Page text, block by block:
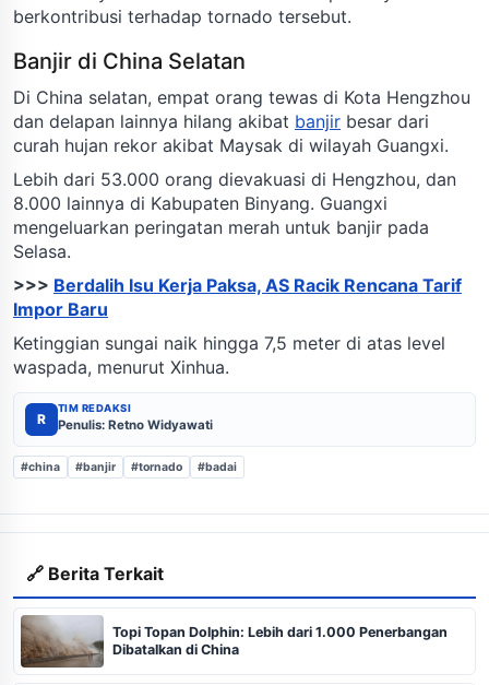
berkontribusi terhadap tornado tersebut.
Banjir di China Selatan
Di China selatan, empat orang tewas di Kota Hengzhou
dan delapan lainnya hilang akibat banjir besar dari
curah hujan rekor akibat Maysak di wilayah Guangxi.
Lebih dari 53.000 orang dievakuasi di Hengzhou, dan
8.000 lainnya di Kabupaten Binyang. Guangxi
mengeluarkan peringatan merah untuk banjir pada
Selasa.
>>> Berdalih Isu Kerja Paksa, AS Racik Rencana Tarif
Impor Baru
Ketinggian sungai naik hingga 7,5 meter di atas level
waspada, menurut Xinhua.
R
TIM REDAKSI
Penulis: Retno Widyawati
#china #banjir #tornado #badai
🔗 Berita Terkait
Topi Topan Dolphin: Lebih dari 1.000 Penerbangan
Dibatalkan di China